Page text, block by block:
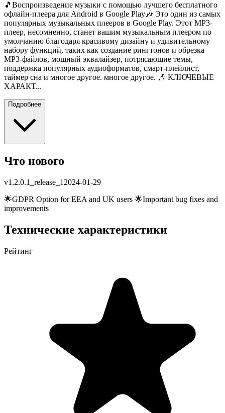
🎵Воспроизведение музыки с помощью лучшего бесплатного
офлайн-плеера для Android в Google Play🎶 Это один из самых
популярных музыкальных плееров в Google Play. Этот MP3-
плеер, несомненно, станет вашим музыкальным плеером по
умолчанию благодаря красивому дизайну и удивительному
набору функций, таких как создание рингтонов и обрезка
MP3-файлов, мощный эквалайзер, потрясающие темы,
поддержка популярных аудиоформатов, смарт-плейлист,
таймер сна и многое другое. многое другое. 🎶 КЛЮЧЕВЫЕ
ХАРАКТ...
Подробнее
Что нового
v1.2.0.1_release_1 2024-01-29
🌟GDPR Option for EEA and UK users 🌟Important bug fixes and
improvements
Технические характеристики
Рейтинг